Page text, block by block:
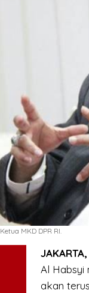
MKD DPR RI.
JAKARTA,
Al Habsyi
akan